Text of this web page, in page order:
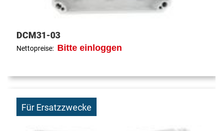
DCM31-03
Nettopreise: Bitte einloggen
Für Ersatzzwecke